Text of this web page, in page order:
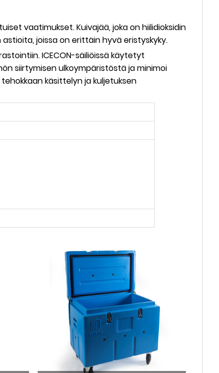
vaatimukset. Kuivajää, joka on hiilidioksidin
joissa on erittäin hyvä eristyskyky.
ICECON-säiliöissä käytetyt
siirtymisen ulkoympäristöstä ja minimoi
käsittelyn ja kuljetuksen